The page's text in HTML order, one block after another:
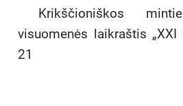
Krikščioniškos
visuomenės laikraštis
21